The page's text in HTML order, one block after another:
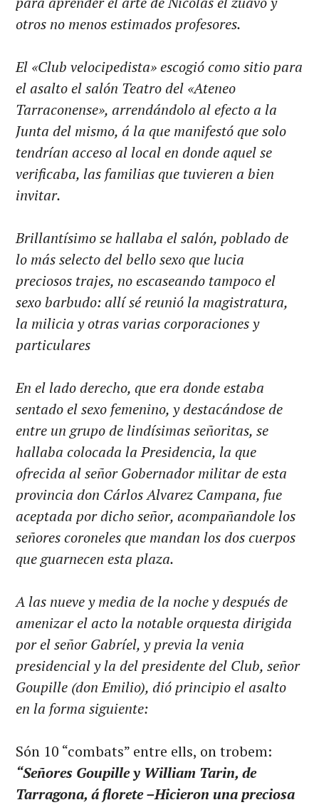
otros no menos estimados profesores.
El «Club velocipedista» escogió como sitio para
el asalto el salón Teatro del «Ateneo
Tarraconense», arrendándolo al efecto a la
Junta del mismo, á la que manifestó que solo
tendrían acceso al local en donde aquel se
verificaba, las familias que tuvieren a bien
invitar.
Brillantísimo se hallaba el salón, poblado de
lo más selecto del bello sexo que lucia
preciosos trajes, no escaseando tampoco el
sexo barbudo: allí sé reunió la magistratura,
la milicia y otras varias corporaciones y
particulares
En el lado derecho, que era donde estaba
sentado el sexo femenino, y destacándose de
entre un grupo de lindísimas señoritas, se
hallaba colocada la Presidencia, la que
ofrecida al señor Gobernador militar de esta
provincia don Cárlos Alvarez Campana, fue
aceptada por dicho señor, acompañandole los
señores coroneles que mandan los dos cuerpos
que guarnecen esta plaza.
A las nueve y media de la noche y después de
amenizar el acto la notable orquesta dirigida
por el señor Gabríel, y previa la venia
presidencial y la del presidente del Club, señor
Goupille (don Emilio), dió principio el asalto
en la forma siguiente:
Són 10 “combats” entre ells, on trobem:
“Señores Goupille y William Tarin, de
Tarragona, á florete –Hicieron una preciosa